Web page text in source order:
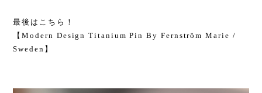
最後はこちら！
【Modern Design Titanium Pin By Fernström Marie /
Sweden】